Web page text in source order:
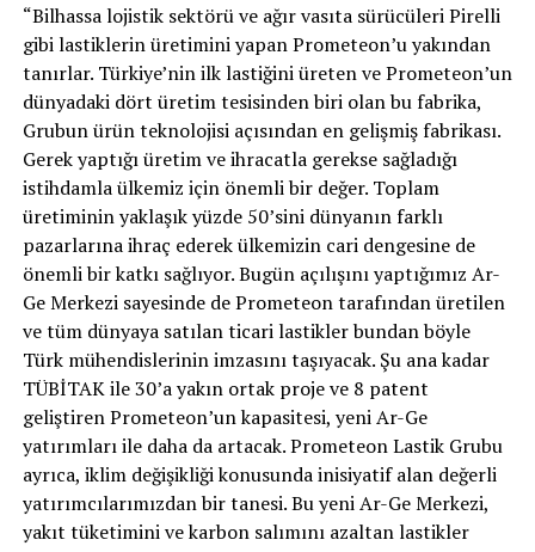
“Bilhassa lojistik sektörü ve ağır vasıta sürücüleri Pirelli
gibi lastiklerin üretimini yapan Prometeon’u yakından
tanırlar. Türkiye’nin ilk lastiğini üreten ve Prometeon’un
dünyadaki dört üretim tesisinden biri olan bu fabrika,
Grubun ürün teknolojisi açısından en gelişmiş fabrikası.
Gerek yaptığı üretim ve ihracatla gerekse sağladığı
istihdamla ülkemiz için önemli bir değer. Toplam
üretiminin yaklaşık yüzde 50’sini dünyanın farklı
pazarlarına ihraç ederek ülkemizin cari dengesine de
önemli bir katkı sağlıyor. Bugün açılışını yaptığımız Ar-
Ge Merkezi sayesinde de Prometeon tarafından üretilen
ve tüm dünyaya satılan ticari lastikler bundan böyle
Türk mühendislerinin imzasını taşıyacak. Şu ana kadar
TÜBİTAK ile 30’a yakın ortak proje ve 8 patent
geliştiren Prometeon’un kapasitesi, yeni Ar-Ge
yatırımları ile daha da artacak. Prometeon Lastik Grubu
ayrıca, iklim değişikliği konusunda inisiyatif alan değerli
yatırımcılarımızdan bir tanesi. Bu yeni Ar-Ge Merkezi,
yakıt tüketimini ve karbon salımını azaltan lastikler